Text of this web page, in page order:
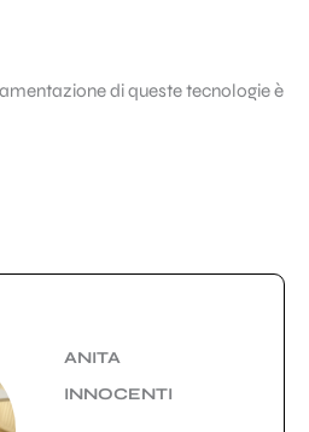
di queste tecnologie è
ANITA
INNOCENTI